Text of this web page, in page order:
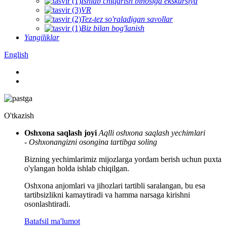
VR
Tez-tez so'raladigan savollar
Biz bilan bog'lanish
Yangiliklar
English
O'tkazish
Oshxona saqlash joyi Aqlli oshxona saqlash yechimlari
- Oshxonangizni osongina tartibga soling
Bizning yechimlarimiz mijozlarga yordam berish uchun puxta
o'ylangan holda ishlab chiqilgan.
Oshxona anjomlari va jihozlari tartibli saralangan, bu esa
tartibsizlikni kamaytiradi va hamma narsaga kirishni
osonlashtiradi.
Batafsil ma'lumot